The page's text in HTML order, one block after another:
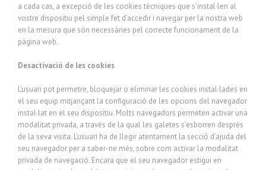
a cada cas, a excepció de les cookies tècniques que s’instal·len al
vostre dispositiu pel simple fet d’accedir i navegar per la nostra web
en la mesura que són necessàries pel correcte funcionament de la
pàgina web.
Desactivació de les cookies
L’usuari pot permetre, bloquejar o eliminar les cookies instal·lades en
el seu equip mitjançant la configuració de les opcions del navegador
instal·lat en el seu dispositiu. Molts navegadors permeten activar una
modalitat privada, a través de la qual les galetes s’esborren després
de la seva visita. L’usuari ha de llegir atentament la secció d’ajuda del
seu navegador per a saber-ne més, sobre com activar la modalitat
privada de navegació. Encara que el seu navegador estigui en